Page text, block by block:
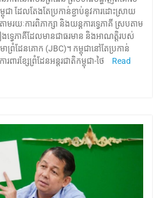
ជា ដែលតែងតែប្រកាន់ខ្ជាប់នូវការដោះស្រាយ
រយៈការពិភាក្សា និងយន្តការទ្វេភាគី ស្របតាម
ៀងទ្វេភាគីដែលមានជាធរមាន និងអាណត្តិរបស់
ព្រំដែនគោក (JBC)។ កម្ពុជានៅតែប្រកាន់
ារខ្សែព្រំដែនអន្តរជាតិកម្ពុជា-ថៃ
Read